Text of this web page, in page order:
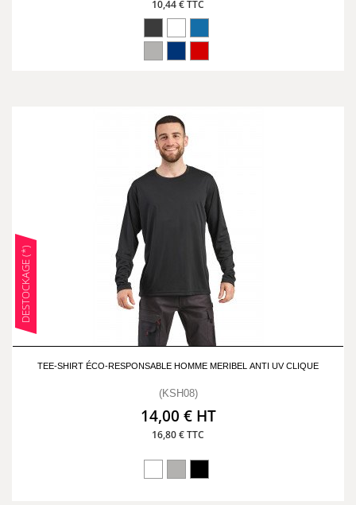
10,44 € TTC
DESTOCKAGE (*)
TEE-SHIRT ÉCO-RESPONSABLE HOMME MERIBEL ANTI UV CLIQUE
(KSH08)
14,00 € HT
16,80 € TTC